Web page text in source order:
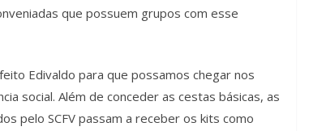
que possuem grupos com esse
Edivaldo para que possamos chegar nos
social. Além de conceder as cestas básicas, as
pelo SCFV passam a receber os kits como